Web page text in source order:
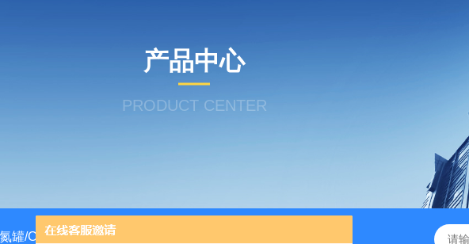
产品中心
PRODUCT CENTER
罐/CRYOSYSTEM 4000 美国Corning 384孔细胞培养板